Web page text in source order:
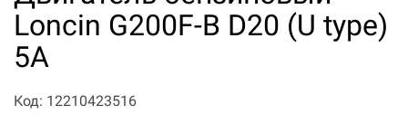
Loncin G200F-B D20 (U type)
5А
Код: 12210423516